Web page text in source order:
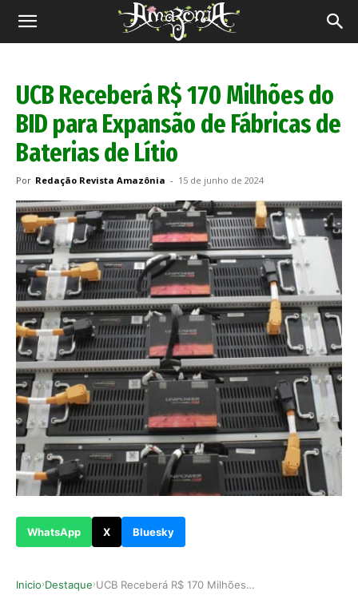
Revista
UCB Receberá R$ 170 Milhões do
BID para Expansão de Fábricas de
Baterias de Lítio
Por Redação Revista Amazônia - 15 de junho de 2024
WhatsApp X Bluesky
Inicio›Destaque› UCB Receberá R$ 170 Milhões do BID para Expansã…